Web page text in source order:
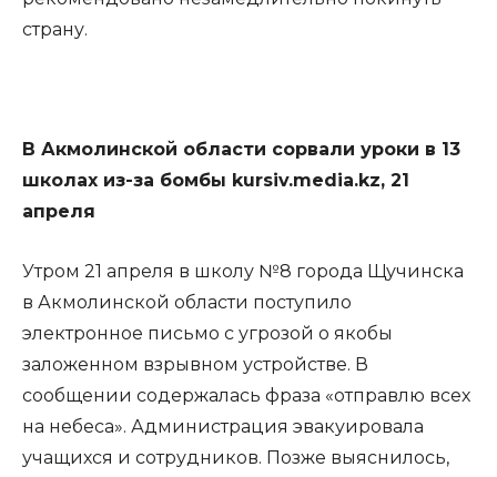
страну.
В Акмолинской области сорвали уроки в 13
школах из-за бомбы kursiv.media.kz, 21
апреля
Утром 21 апреля в школу №8 города Щучинска
в Акмолинской области поступило
электронное письмо с угрозой о якобы
заложенном взрывном устройстве. В
сообщении содержалась фраза «отправлю всех
на небеса». Администрация эвакуировала
учащихся и сотрудников. Позже выяснилось,